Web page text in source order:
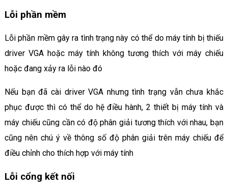
Lỗi phần mềm
Lỗi phần mềm gây ra tình trạng này có thể do máy tính bị thiếu
driver VGA hoặc máy tính không tương thích với máy chiếu
hoặc đang xảy ra lỗi nào đó
Nếu bạn đã cài driver VGA nhưng tình trạng vẫn chưa khắc
phục được thì có thể do hệ điều hành, 2 thiết bị máy tính và
máy chiếu cũng cần có độ phân giải tương thích với nhau, bạn
cũng nên chú ý về thông số độ phân giải trên máy chiếu để
điều chỉnh cho thích hợp với máy tính
Lỗi cổng kết nối